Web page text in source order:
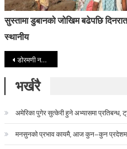
सुस्तामा डुबानको जोखिम बढेपछि
स्थानीय
Post navigation
डोरमणी नयाँ ज्ञानेन्द्र ! ज्ञानेन्द्र पारामा हप्काएपछि डोरमणीसँग चर्काचर्की परेको स्थापितको भनार्इ,
भर्खरै
अमेरिका पुगेर सुत्केरी हुने अभ्यासमा प्रतिबन्ध,
मनसुनको प्रभाव कायमै, आज कुन–कुन प्रदेशमा